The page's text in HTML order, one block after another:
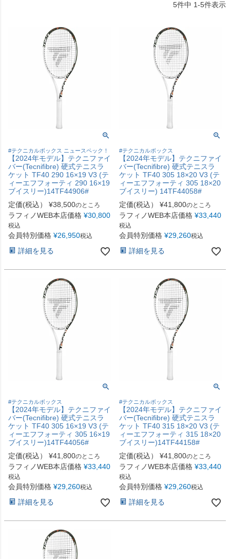
5件中 1-5件表示
#テクニカルボックス ニュースペック！
【2024年モデル】テクニファイ
バー(Tecnifibre) 硬式テニスラ
ケット TF40 290 16×19 V3 (テ
ィーエフフォーティ 290 16×19
ブイスリー)14TF44906#
定価(税込）
¥38,500のところ
ラフィノWEB本店価格 ¥30,800
税込
会員特別価格 ¥26,950税込
詳細を見る
#テクニカルボックス
【2024年モデル】テクニファイ
バー(Tecnifibre) 硬式テニスラ
ケット TF40 305 18×20 V3 (テ
ィーエフフォーティ 305 18×20
ブイスリー) 14TF44058#
定価(税込）
¥41,800のところ
ラフィノWEB本店価格 ¥33,440
税込
会員特別価格 ¥29,260税込
詳細を見る
#テクニカルボックス
【2024年モデル】テクニファイ
バー(Tecnifibre) 硬式テニスラ
ケット TF40 305 16×19 V3 (テ
ィーエフフォーティ 305 16×19
ブイスリー)14TF44056#
定価(税込）
¥41,800のところ
ラフィノWEB本店価格 ¥33,440
税込
会員特別価格 ¥29,260税込
詳細を見る
#テクニカルボックス
【2024年モデル】テクニファイ
バー(Tecnifibre) 硬式テニスラ
ケット TF40 315 18×20 V3 (テ
ィーエフフォーティ 315 18×20
ブイスリー)14TF44158#
定価(税込）
¥41,800のところ
ラフィノWEB本店価格 ¥33,440
税込
会員特別価格 ¥29,260税込
詳細を見る